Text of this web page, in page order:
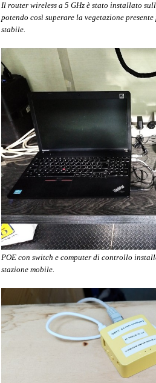
Il router wireless a 5 GHz è stato installato
potendo così superare la vegetazione
stabile.
POE con switch e computer di controllo
stazione mobile.